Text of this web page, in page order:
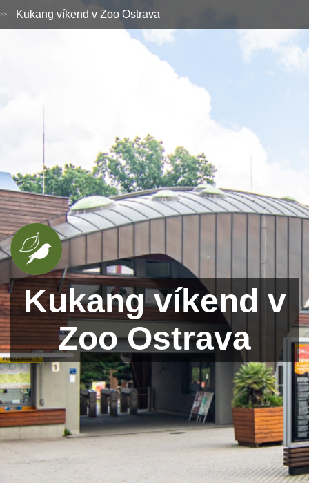
Kukang víkend v Zoo Ostrava
Kukang víkend v
Zoo Ostrava